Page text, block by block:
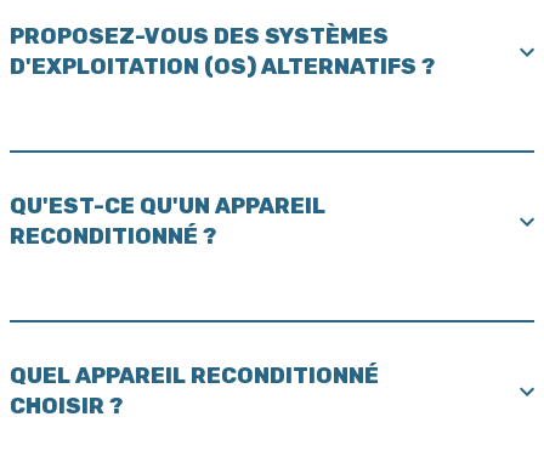
PROPOSEZ-VOUS DES SYSTÈMES
D'EXPLOITATION (OS) ALTERNATIFS ?
QU'EST-CE QU'UN APPAREIL
RECONDITIONNÉ ?
QUEL APPAREIL RECONDITIONNÉ
CHOISIR ?